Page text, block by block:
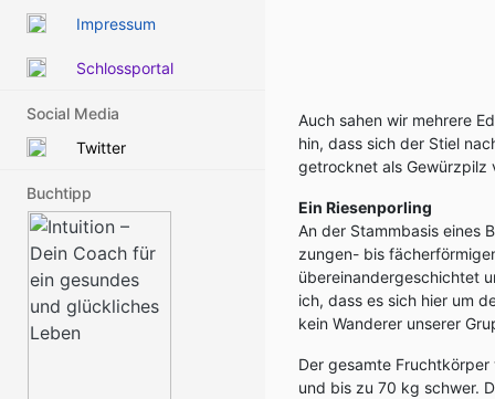
Impressum
Schlossportal
Social Media
Twitter
Buchtipp
Auch sahen wir mehrere
hin, dass sich der Stiel
getrocknet als Gewürzpilz
Ein Riesenporling
An der Stammbasis eines
zungen- bis
übereinandergeschichtet
ich, dass es sich hier um
kein Wanderer unserer
Der gesamte
und bis zu 70 kg schwer.